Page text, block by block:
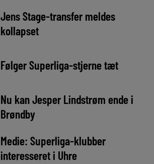
Jens Stage-transfer meldes
kollapset
Følger Superliga-stjerne tæt
Nu kan Jesper Lindstrøm ende i
Brøndby
Medie: Superliga-klubber
interesseret i Uhre